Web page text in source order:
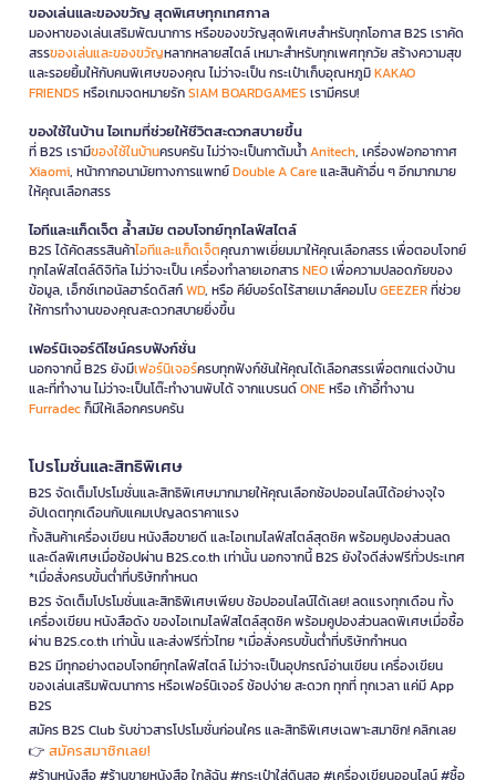
ของเล่นและของขวัญ สุดพิเศษทุกเทศกาล
มองหาของเล่นเสริมพัฒนาการ หรือของขวัญสุดพิเศษสำหรับทุกโอกาส B2S เราคัด
สรรของเล่นและของขวัญหลากหลายสไตล์ เหมาะสำหรับทุกเพศทุกวัย สร้างความสุข
และรอยยิ้มให้กับคนพิเศษของคุณ ไม่ว่าจะเป็น กระเป๋าเก็บอุณหภูมิKAKAO
FRIENDS หรือเกมจดหมายรักSIAM BOARDGAMES เรามีครบ!
ของใช้ในบ้าน ไอเทมที่ช่วยให้ชีวิตสะดวกสบายขึ้น
ที่ B2S เรามีของใช้ในบ้านครบครัน ไม่ว่าจะเป็นกาต้มน้ำAnitech, เครื่องฟอกอากาศ
Xiaomi, หน้ากากอนามัยทางการแพทย์Double A Careและสินค้าอื่น ๆ อีกมากมาย
ให้คุณเลือกสรร
ไอทีและแก็ดเจ็ต ล้ำสมัย ตอบโจทย์ทุกไลฟ์สไตล์
B2S ได้คัดสรรสินค้าไอทีและแก็ดเจ็ตคุณภาพเยี่ยมมาให้คุณเลือกสรร เพื่อตอบโจทย์
ทุกไลฟ์สไตล์ดิจิทัล ไม่ว่าจะเป็น เครื่องทำลายเอกสารNEOเพื่อความปลอดภัยของ
ข้อมูล, เอ็กซ์เทอนัลฮาร์ดดิสก์WD, หรือ คีย์บอร์ดไร้สายเมาส์คอมโบGEEZERที่ช่วย
ให้การทำงานของคุณสะดวกสบายยิ่งขึ้น
เฟอร์นิเจอร์ดีไซน์ครบฟังก์ชั่น
นอกจากนี้ B2S ยังมีเฟอร์นิเจอร์ครบทุกฟังก์ชันให้คุณได้เลือกสรรเพื่อตกแต่งบ้าน
และที่ทำงาน ไม่ว่าจะเป็นโต๊ะทำงานพับได้ จากแบรนด์ONEหรือ เก้าอี้ทำงาน
Furradecก็มีให้เลือกครบครัน
โปรโมชั่นและสิทธิพิเศษ
B2S จัดเต็มโปรโมชั่นและสิทธิพิเศษมากมายให้คุณเลือกช้อปออนไลน์ได้อย่างจุใจ
อัปเดตทุกเดือนกับแคมเปญลดราคาแรง
ทั้งสินค้าเครื่องเขียน หนังสือขายดี และไอเทมไลฟ์สไตล์สุดชิค พร้อมคูปองส่วนลด
และดีลพิเศษเมื่อช้อปผ่าน B2S.co.th เท่านั้น นอกจากนี้ B2S ยังใจดีส่งฟรีทั่วประเทศ
*เมื่อสั่งครบขั้นต่ำที่บริษัทกำหนด
B2S จัดเต็มโปรโมชั่นและสิทธิพิเศษเพียบ ช้อปออนไลน์ได้เลย! ลดแรงทุกเดือน ทั้ง
เครื่องเขียน หนังสือดัง ของไอเทมไลฟ์สไตล์สุดชิค พร้อมคูปองส่วนลดพิเศษเมื่อซื้อ
ผ่าน B2S.co.th เท่านั้น และส่งฟรีทั่วไทย *เมื่อสั่งครบขั้นต่ำที่บริษัทกำหนด
B2S มีทุกอย่างตอบโจทย์ทุกไลฟ์สไตล์ ไม่ว่าจะเป็นอุปกรณ์อ่านเขียน เครื่องเขียน
ของเล่นเสริมพัฒนาการ หรือเฟอร์นิเจอร์ ช้อปง่าย สะดวก ทุกที่ ทุกเวลา แค่มี App
B2S
สมัคร B2S Club รับข่าวสารโปรโมชั่นก่อนใคร และสิทธิพิเศษเฉพาะสมาชิก! คลิกเลย
👉 สมัครสมาชิกเลย!
#ร้านหนังสือ #ร้านขายหนังสือ ใกล้ฉัน #กระเป๋าใส่ดินสอ #เครื่องเขียนออนไลน์ #ซื้อ